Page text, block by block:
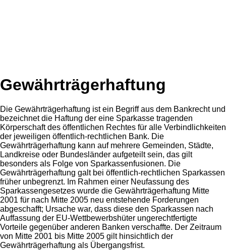
Gewährträgerhaftung
Die Gewährträgerhaftung ist ein Begriff aus dem Bankrecht und
bezeichnet die Haftung der eine Sparkasse tragenden
Körperschaft des öffentlichen Rechtes für alle Verbindlichkeiten
der jeweiligen öffentlich-rechtlichen Bank. Die
Gewährträgerhaftung kann auf mehrere Gemeinden, Städte,
Landkreise oder Bundesländer aufgeteilt sein, das gilt
besonders als Folge von Sparkassenfusionen. Die
Gewährträgerhaftung galt bei öffentlich-rechtlichen Sparkassen
früher unbegrenzt. Im Rahmen einer Neufassung des
Sparkassengesetzes wurde die Gewährträgerhaftung Mitte
2001 für nach Mitte 2005 neu entstehende Forderungen
abgeschafft; Ursache war, dass diese den Sparkassen nach
Auffassung der EU-Wettbewerbshüter ungerechtfertigte
Vorteile gegenüber anderen Banken verschaffte. Der Zeitraum
von Mitte 2001 bis Mitte 2005 gilt hinsichtlich der
Gewährträgerhaftung als Übergangsfrist.